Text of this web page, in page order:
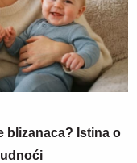
blizanaca? Istina o